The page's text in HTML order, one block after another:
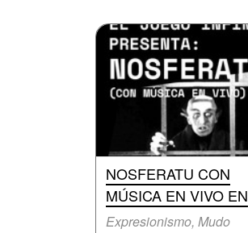
NOSFERATU CON
MÚSICA EN VIVO EN
Expresionismo, Mudo